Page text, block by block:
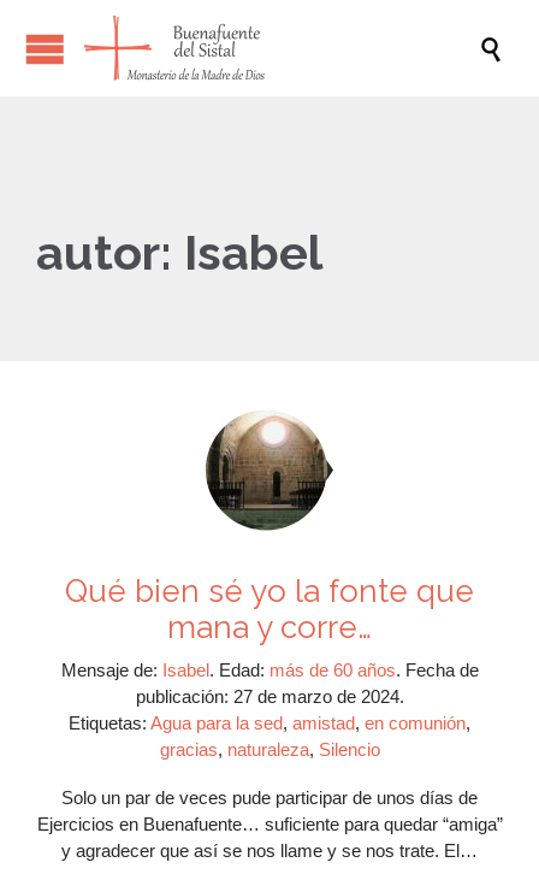

autor: Isabel
Qué bien sé yo la fonte que
mana y corre…
Mensaje de: Isabel. Edad: más de 60 años. Fecha de
publicación: 27 de marzo de 2024.
Etiquetas: Agua para la sed, amistad, en comunión,
gracias, naturaleza, Silencio
Solo un par de veces pude participar de unos días de
Ejercicios en Buenafuente… suficiente para quedar “amiga”
y agradecer que así se nos llame y se nos trate. El…